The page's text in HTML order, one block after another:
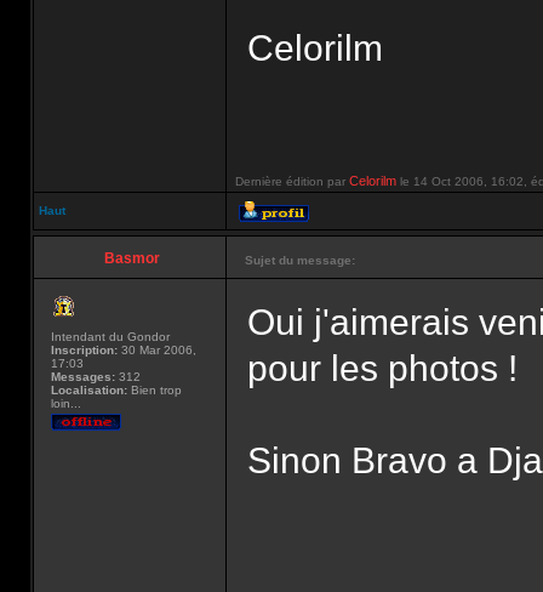
Celorilm
Dernière édition par Celorilm le 14 Oct 2006, 16:02,
Haut
Basmor Sujet du message:
Intendant du Gondor
Inscription: 30 Mar 2006,
17:03
Messages: 312
Localisation: Bien trop
loin...
Oui j'aimerais
pour les photos !
Sinon Bravo a